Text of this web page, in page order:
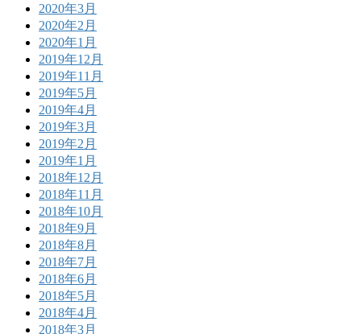
2020年3月
2020年2月
2020年1月
2019年12月
2019年11月
2019年5月
2019年4月
2019年3月
2019年2月
2019年1月
2018年12月
2018年11月
2018年10月
2018年9月
2018年8月
2018年7月
2018年6月
2018年5月
2018年4月
2018年3月